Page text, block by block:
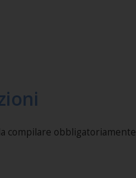
compilare obbligatoriamente